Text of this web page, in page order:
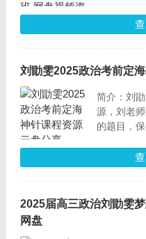
题的做题
题规律的
刘勖雯2025政治考前定
简介：刘
源，刘老
的题目，
治、文化
大题必刷
2025届高三政治刘勖雯
网盘